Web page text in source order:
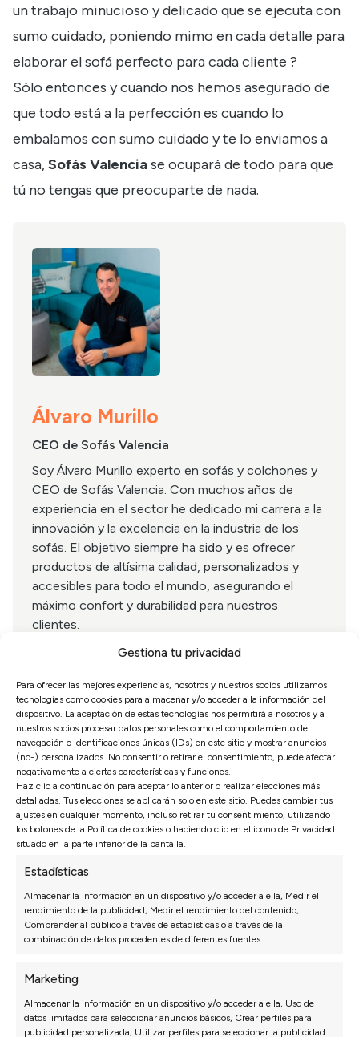
Gestiona tu privacidad
Para ofrecer las mejores experiencias, nosotros y nuestros socios utilizamos
tecnologías como cookies para almacenar y/o acceder a la información del
dispositivo. La aceptación de estas tecnologías nos permitirá a nosotros y a
nuestros socios procesar datos personales como el comportamiento de
navegación o identificaciones únicas (IDs) en este sitio y mostrar anuncios
(no-) personalizados. No consentir o retirar el consentimiento, puede afectar
negativamente a ciertas características y funciones.
Haz clic a continuación para aceptar lo anterior o realizar elecciones más
detalladas. Tus elecciones se aplicarán solo en este sitio. Puedes cambiar tus
ajustes en cualquier momento, incluso retirar tu consentimiento, utilizando
los botones de la Política de cookies o haciendo clic en el icono de Privacidad
situado en la parte inferior de la pantalla.
Estadísticas
Almacenar la información en un dispositivo y/o acceder a ella, Medir el
rendimiento de la publicidad, Medir el rendimiento del contenido,
Comprender al público a través de estadísticas o a través de la
combinación de datos procedentes de diferentes fuentes.
Marketing
Almacenar la información en un dispositivo y/o acceder a ella, Uso de
datos limitados para seleccionar anuncios básicos, Crear perfiles para
publicidad personalizada, Utilizar perfiles para seleccionar la publicidad
un trabajo minucioso y delicado que se ejecuta con
sumo cuidado, poniendo mimo en cada detalle para
elaborar el sofá perfecto para cada cliente ?
Sólo entonces y cuando nos hemos asegurado de
que todo está a la perfección es cuando lo
embalamos con sumo cuidado y te lo enviamos a
casa,Sofás Valenciase ocupará de todo para que
tú no tengas que preocuparte de nada.
Álvaro Murillo
CEO de Sofás Valencia
Soy Álvaro Murillo experto en sofás y colchones y
CEO de Sofás Valencia. Con muchos años de
experiencia en el sector he dedicado mi carrera a la
innovación y la excelencia en la industria de los
sofás. El objetivo siempre ha sido y es ofrecer
productos de altísima calidad, personalizados y
accesibles para todo el mundo, asegurando el
máximo confort y durabilidad para nuestros
clientes.
Opiniones de nuestros clientes
Sofás Valencia
4,6
Basado en 3128 opiniones
Ver más opiniones
Paula M. 27/07/2026
de medidas, telas y financiación.